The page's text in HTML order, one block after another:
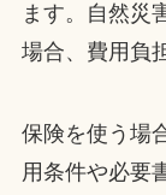
ます。自然災
場合、費用負
保険を使う場
用条件や必要